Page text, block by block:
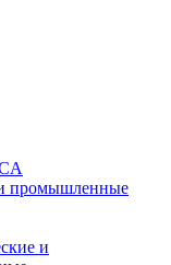
промышленные
и